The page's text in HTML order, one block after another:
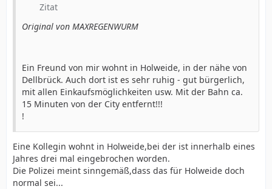
Zitat
Original von MAXREGENWURM
Ein Freund von mir wohnt in Holweide, in der nähe von
Dellbrück. Auch dort ist es sehr ruhig - gut bürgerlich,
mit allen Einkaufsmöglichkeiten usw. Mit der Bahn ca.
15 Minuten von der City entfernt!!!
!
Eine Kollegin wohnt in Holweide,bei der ist innerhalb eines
Jahres drei mal eingebrochen worden.
Die Polizei meint sinngemäß,dass das für Holweide doch
normal sei...